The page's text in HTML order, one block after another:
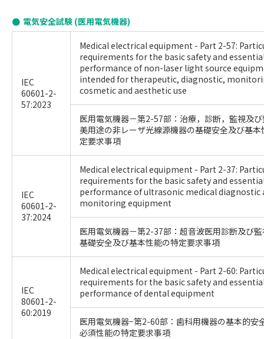
電気安全試験 (医用電気機器)
IEC
60601-2-
57:2023
Medical electrical equipment - Part 2-57:
requirements for the basic safety and
performance of non-laser light source
intended for therapeutic, diagnostic,
cosmetic and aesthetic use
医用電気機器－第2-57部：治療，診断，監視及
美用途の非レーザ光線源機器の基礎安全及び基本
定要求事項
IEC
60601-2-
37:2024
Medical electrical equipment - Part 2-37:
requirements for the basic safety and
performance of ultrasonic medical diagnostic
monitoring equipment
医用電気機器－第2-37部：超音波医用診断及び
基礎安全及び基本性能の特定要求事項
IEC
80601-2-
60:2019
Medical electrical equipment - Part 2-60:
requirements for the basic safety and
performance of dental equipment
医用電気機器−第2-60部：歯科用機器の基本的安
必須性能の特定要求事項